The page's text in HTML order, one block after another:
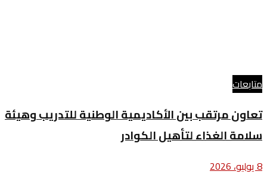
متابعات
تعاون مرتقب بين الأكاديمية الوطنية للتدريب وهيئة
سلامة الغذاء لتأهيل الكوادر
8 يوليو، 2026